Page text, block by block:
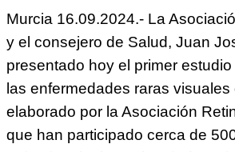
Murcia 16.09.2024.- La
y el consejero de Salud, Juan
presentado hoy el primer
las enfermedades raras
elaborado por la Asociación
que han participado cerca de